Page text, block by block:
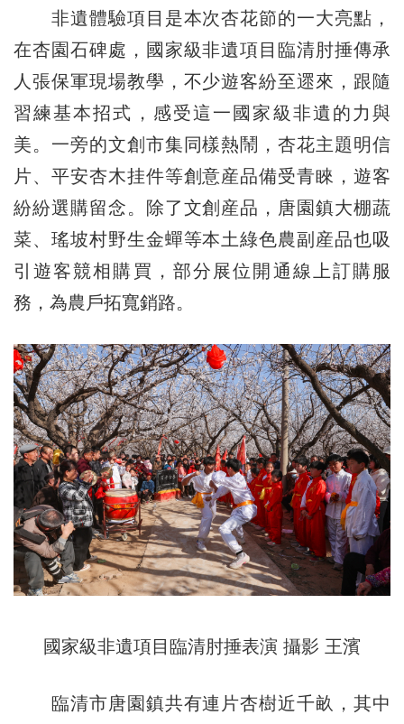
非遺體驗項目是本次杏花節的一大亮點，
在杏園石碑處，國家級非遺項目臨清肘捶傳承
人張保軍現場教學，不少遊客紛至遝來，跟隨
習練基本招式，感受這一國家級非遺的力與
美。一旁的文創市集同樣熱鬧，杏花主題明信
片、平安杏木挂件等創意産品備受青睞，遊客
紛紛選購留念。除了文創産品，唐園鎮大棚蔬
菜、瑤坡村野生金蟬等本土綠色農副産品也吸
引遊客競相購買，部分展位開通線上訂購服
務，為農戶拓寬銷路。
國家級非遺項目臨清肘捶表演 攝影 王濱
臨清市唐園鎮共有連片杏樹近千畝，其中